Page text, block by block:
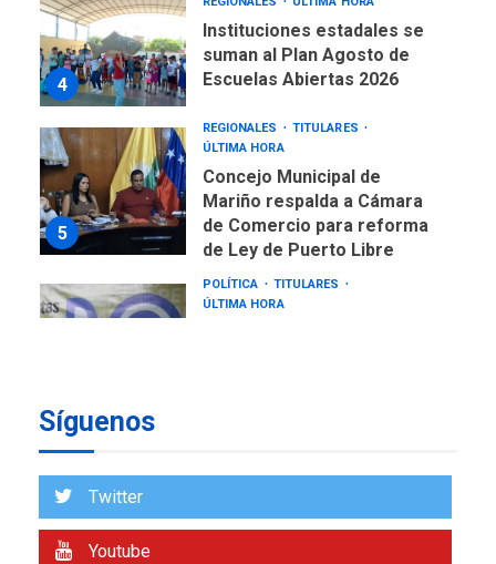
4
Instituciones estadales se
suman al Plan Agosto de
Escuelas Abiertas 2026
5
REGIONALES
TITULARES
ÚLTIMA HORA
Concejo Municipal de
Mariño respalda a Cámara
de Comercio para reforma
de Ley de Puerto Libre
POLÍTICA
TITULARES
ÚLTIMA HORA
7
Síguenos
Twitter
Youtube